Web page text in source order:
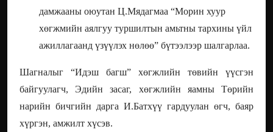
дамжааны оюутан Ц.Мядагмаа “Морин хуур
хөгжмийн аялгуу туршилтын амьтны тархины үйл
ажиллагаанд үзүүлэх нөлөө” бүтээлээр шалгарлаа.
Шагналыг “Идэш багш” хөгжлийн төвийн үүсгэн
байгуулагч, Эдийн засаг, хөгжлийн яамны Төрийн
нарийн бичгийн дарга И.Батхүү гардуулан өгч, баяр
хүргэн, амжилт хүсэв.